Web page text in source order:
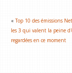
«Top 10 des émissions
les 3 qui valent la peine
regardées en ce moment